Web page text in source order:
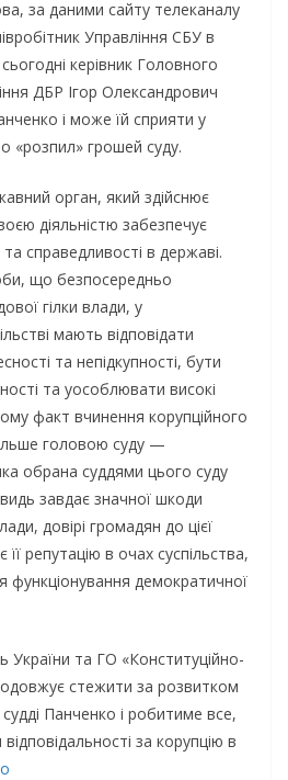
за даними сайту телеканалу
Управління СБУ в
керівник Головного
ДБР Ігор Олександрович
і може їй сприяти у
«розпил» грошей суду.
орган, який здійснює
діяльністю забезпечує
справедливості в державі.
що безпосередньо
гілки влади, у
мають відповідати
та непідкупності, бути
та уособлювати високі
факт вчинення корупційного
головою суду —
обрана суддями цього суду
завдає значної шкоди
довірі громадян до цієї
її репутацію в очах суспільства,
демократичної
України та ГО «Конституційно-
стежити за розвитком
Панченко і робитиме все,
за корупцію в